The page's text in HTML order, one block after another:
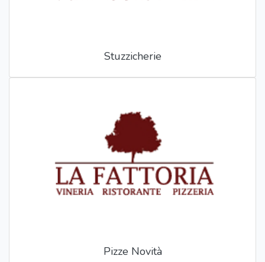
Stuzzicherie
Pizze Novità